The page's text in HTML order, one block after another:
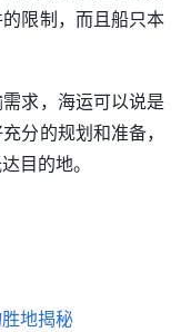
限制，而且船只本
求，海运可以说是
分的规划和准备，
目的地。
地揭秘